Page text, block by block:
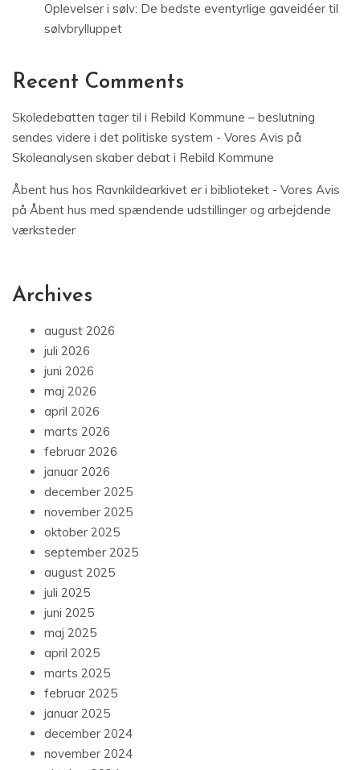
Oplevelser i sølv: De bedste eventyrlige gaveidéer til
sølvbrylluppet
Recent Comments
Skoledebatten tager til i Rebild Kommune – beslutning
sendes videre i det politiske system - Vores Avis på
Skoleanalysen skaber debat i Rebild Kommune
Åbent hus hos Ravnkildearkivet er i biblioteket - Vores Avis
på Åbent hus med spændende udstillinger og arbejdende
værksteder
Archives
august 2026
juli 2026
juni 2026
maj 2026
april 2026
marts 2026
februar 2026
januar 2026
december 2025
november 2025
oktober 2025
september 2025
august 2025
juli 2025
juni 2025
maj 2025
april 2025
marts 2025
februar 2025
januar 2025
december 2024
november 2024